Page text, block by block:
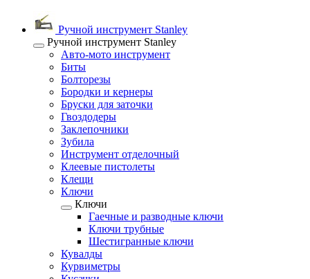
Ручной инструмент Stanley
Ручной инструмент Stanley
Авто-мото инструмент
Биты
Болторезы
Бородки и кернеры
Бруски для заточки
Гвоздодеры
Заклепочники
Зубила
Инструмент отделочный
Клеевые пистолеты
Клещи
Ключи
Ключи
Гаечные и разводные ключи
Ключи трубные
Шестигранные ключи
Кувалды
Курвиметры